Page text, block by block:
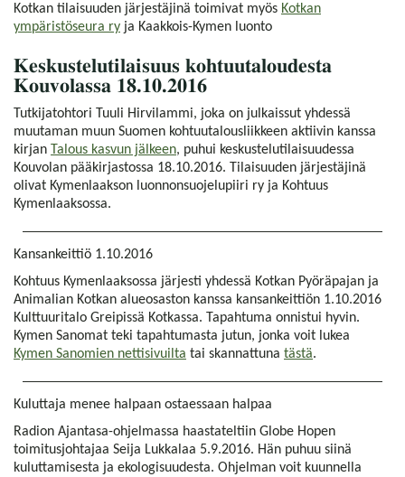
Kotkan tilaisuuden järjestäjinä toimivat myös Kotkan
ympäristöseura ry ja Kaakkois-Kymen luonto
Keskustelutilaisuus kohtuutaloudesta
Kouvolassa 18.10.2016
Tutkijatohtori Tuuli Hirvilammi, joka on julkaissut yhdessä
muutaman muun Suomen kohtuutalousliikkeen aktiivin kanssa
kirjan
Talous kasvun jälkeen, puhui keskustelutilaisuudessa
Kouvolan pääkirjastossa 18.10.2016. Tilaisuuden järjestäjinä
olivat Kymenlaakson luonnonsuojelupiiri ry ja Kohtuus
Kymenlaaksossa.
Kansankeittiö 1.10.2016
Kohtuus Kymenlaaksossa järjesti yhdessä Kotkan Pyöräpajan ja
Animalian Kotkan alueosaston kanssa kansankeittiön 1.10.2016
Kulttuuritalo Greipissä Kotkassa. Tapahtuma onnistui hyvin.
Kymen Sanomat teki tapahtumasta jutun, jonka voit lukea
Kymen Sanomien nettisivuilta tai skannattuna tästä.
Kuluttaja menee halpaan ostaessaan halpaa
Radion Ajantasa-ohjelmassa haastateltiin Globe Hopen
toimitusjohtajaa Seija Lukkalaa 5.9.2016. Hän puhuu siinä
kuluttamisesta ja ekologisuudesta. Ohjelman voit kuunnella